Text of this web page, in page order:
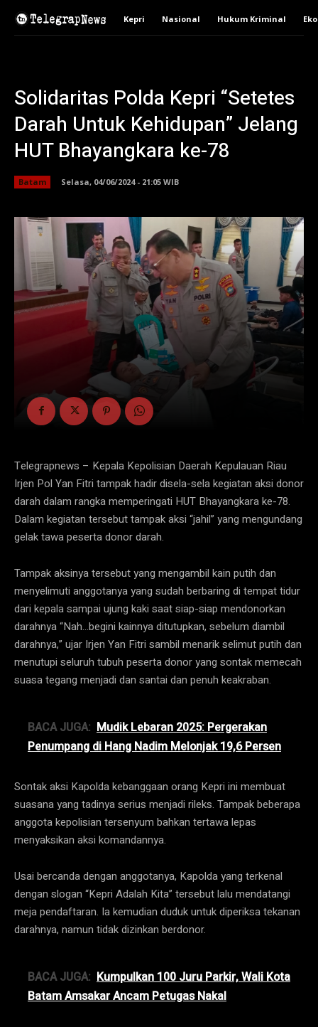
Kepri Nasional Hukum Kriminal
Solidaritas Polda Kepri “Setetes
Darah Untuk Kehidupan” Jelang
HUT Bhayangkara ke-78
Batam Selasa, 04/06/2024 - 21:05 WIB
Telegrapnews – Kepala Kepolisian Daerah Kepulauan Riau
Irjen Pol Yan Fitri tampak hadir disela-sela kegiatan aksi donor
darah dalam rangka memperingati HUT Bhayangkara ke-78.
Dalam kegiatan tersebut tampak aksi “jahil” yang mengundang
gelak tawa peserta donor darah.
Tampak aksinya tersebut yang mengambil kain putih dan
menyelimuti anggotanya yang sudah berbaring di tempat tidur
dari kepala sampai ujung kaki saat siap-siap mendonorkan
darahnya “Nah…begini kainnya ditutupkan, sebelum diambil
darahnya,” ujar Irjen Yan Fitri sambil menarik selimut putih dan
menutupi seluruh tubuh peserta donor yang sontak memecah
suasa tegang menjadi dan santai dan penuh keakraban.
BACA JUGA: Mudik Lebaran 2025: Pergerakan
Penumpang di Hang Nadim Melonjak 19,6 Persen
Sontak aksi Kapolda kebanggaan orang Kepri ini membuat
suasana yang tadinya serius menjadi rileks. Tampak beberapa
anggota kepolisian tersenyum bahkan tertawa lepas
menyaksikan aksi komandannya.
Usai bercanda dengan anggotanya, Kapolda yang terkenal
dengan slogan “Kepri Adalah Kita” tersebut lalu mendatangi
meja pendaftaran. Ia kemudian duduk untuk diperiksa tekanan
darahnya, namun tidak dizinkan berdonor.
BACA JUGA: Kumpulkan 100 Juru Parkir, Wali Kota
Batam Amsakar Ancam Petugas Nakal